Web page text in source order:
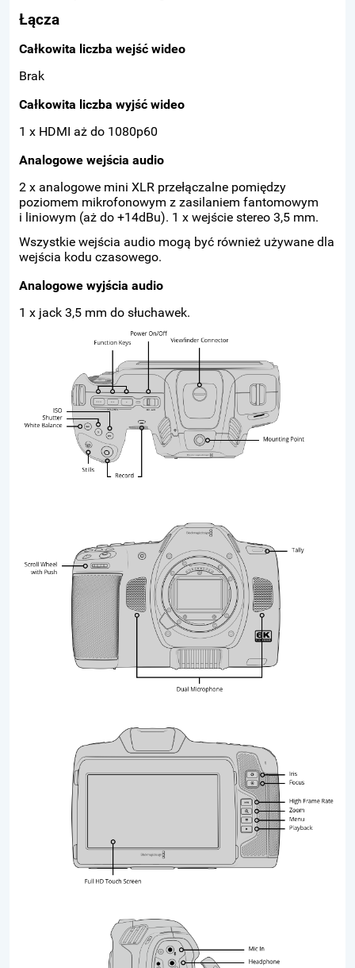
Łącza
Całkowita liczba wejść wideo
Brak
Całkowita liczba wyjść wideo
1 x HDMI aż do 1080p60
Analogowe wejścia audio
2 x analogowe mini XLR przełączalne pomiędzy
poziomem mikrofonowym z zasilaniem fantomowym
i liniowym (aż do +14dBu). 1 x wejście stereo 3,5 mm.
Wszystkie wejścia audio mogą być również używane dla
wejścia kodu czasowego.
Analogowe wyjścia audio
1 x jack 3,5 mm do słuchawek.